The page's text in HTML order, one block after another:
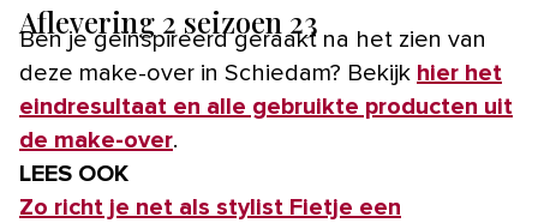
Aflevering 2 seizoen 23
Ben je geïnspireerd geraakt na het zien van
deze make-over in Schiedam? Bekijk hier het
eindresultaat en alle gebruikte producten uit
de make-over.
LEES OOK
Zo richt je net als stylist Fietje een